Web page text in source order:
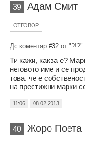
39 Адам Смит
ОТГОВОР
До коментар #32 от "?!?":
Ти кажи, каква е?
неговото име и се
това, че е
на престижни марки
11:06 08.02.2013
40 Жоро Поета